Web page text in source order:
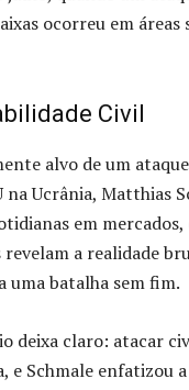
ocorreu em
Civil
alvo de um
Ucrânia, Matthias
em
revelam a realidade
uma batalha sem fim.
deixa claro: atacar
Schmale enfatizou